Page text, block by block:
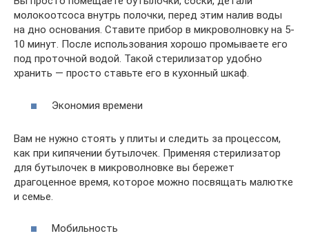
молокоотсоса внутрь полочки, перед этим налив воды
на дно основания. Ставите прибор в микроволновку на 5-
10 минут. После использования хорошо промываете его
под проточной водой. Такой стерилизатор удобно
хранить — просто ставьте его в кухонный шкаф.
Экономия времени
Вам не нужно стоять у плиты и следить за процессом,
как при кипячении бутылочек. Применяя стерилизатор
для бутылочек в микроволновке вы бережет
драгоценное время, которое можно посвящать малютке
и семье.
Мобильность